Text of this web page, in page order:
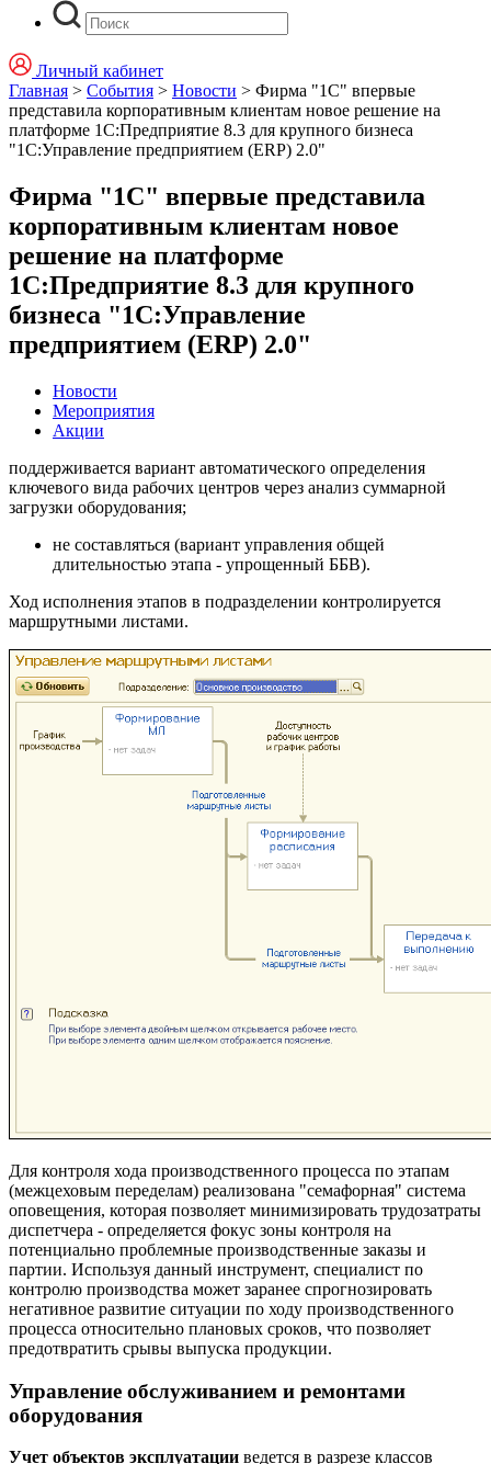
Личный кабинет
Главная > События > Новости > Фирма "1С" впервые
представила корпоративным клиентам новое решение на
платформе 1С:Предприятие 8.3 для крупного бизнеса
"1С:Управление предприятием (ERP) 2.0"
Фирма "1С" впервые представила
корпоративным клиентам новое
решение на платформе
1С:Предприятие 8.3 для крупного
бизнеса "1С:Управление
предприятием (ERP) 2.0"
Новости
Мероприятия
Акции
поддерживается вариант автоматического определения
ключевого вида рабочих центров через анализ суммарной
загрузки оборудования;
не составляться (вариант управления общей
длительностью этапа - упрощенный ББВ).
Ход исполнения этапов в подразделении контролируется
маршрутными листами.
Для контроля хода производственного процесса по этапам
(межцеховым переделам) реализована "семафорная" система
оповещения, которая позволяет минимизировать трудозатраты
диспетчера - определяется фокус зоны контроля на
потенциально проблемные производственные заказы и
партии. Используя данный инструмент, специалист по
контролю производства может заранее спрогнозировать
негативное развитие ситуации по ходу производственного
процесса относительно плановых сроков, что позволяет
предотвратить срывы выпуска продукции.
Управление обслуживанием и ремонтами
оборудования
Учет объектов эксплуатации ведется в разрезе классов